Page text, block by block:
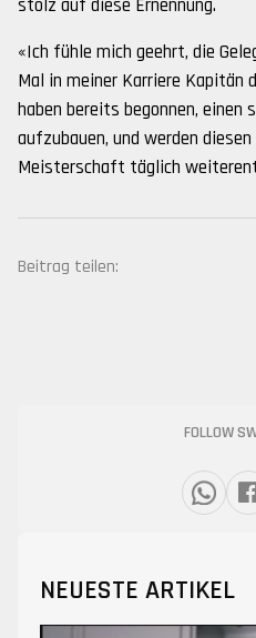
stolz auf diese Ernennung.
«Ich fühle mich geehrt, die
Mal in meiner Karriere Kapitän
haben bereits begonnen, einen
aufzubauen, und werden
Meisterschaft täglich
Beitrag teilen:
FOLLOW
NEUESTE ARTIKEL